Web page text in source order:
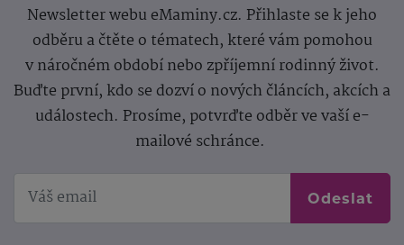
Newsletter webu eMaminy.cz. Přihlaste se k jeho
odběru a čtěte o tématech, které vám pomohou
v náročném období nebo zpříjemní rodinný život.
Buďte první, kdo se dozví o nových článcích, akcích a
událostech. Prosíme, potvrďte odběr ve vaší e-
mailové schránce.
Odeslat